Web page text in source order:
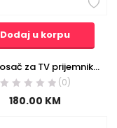
Dodaj u korpu
home Nosač za TV prijemnike 37″-90″, 75 kg – LCDH 31
(0)
180.00 KM